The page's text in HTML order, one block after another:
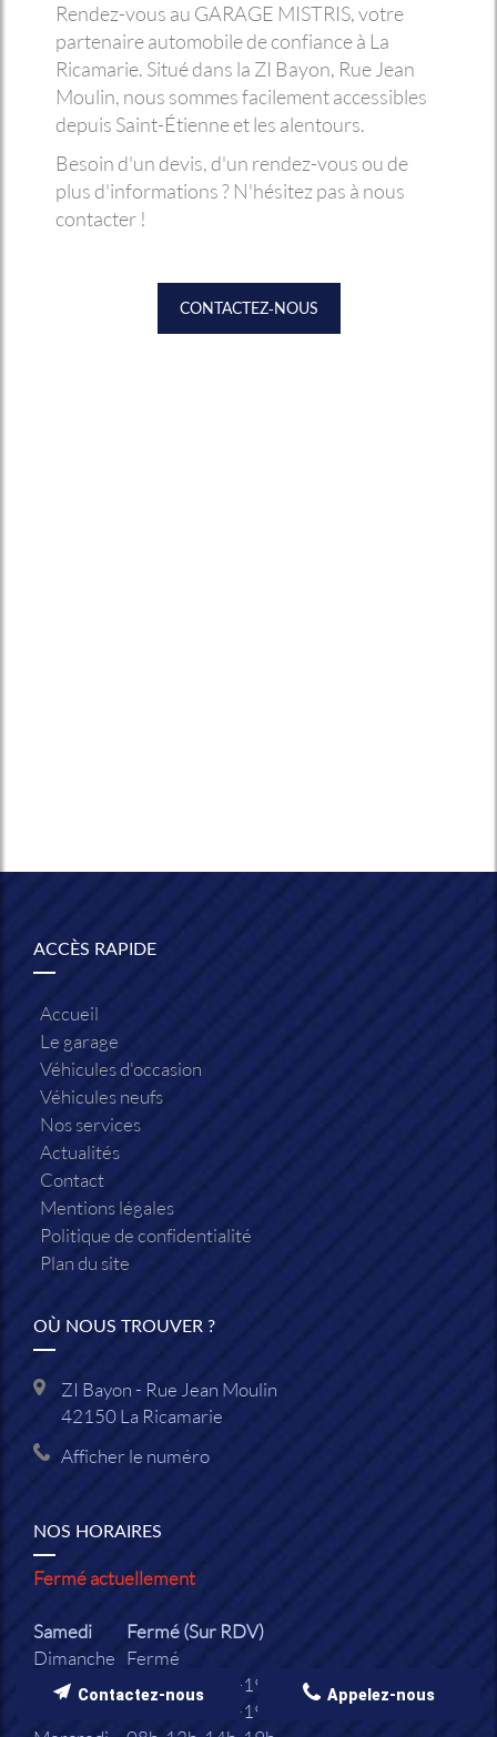
Rendez-vous au GARAGE MISTRIS, votre
partenaire automobile de confiance à La
Ricamarie. Situé dans la ZI Bayon, Rue Jean
Moulin, nous sommes facilement accessibles
depuis Saint-Étienne et les alentours.
Besoin d'un devis, d'un rendez-vous ou de
plus d'informations ? N'hésitez pas à nous
contacter !
CONTACTEZ-NOUS
ACCÈS RAPIDE
Accueil
Le garage
Véhicules d'occasion
Véhicules neufs
Nos services
Actualités
Contact
Mentions légales
Politique de confidentialité
Plan du site
OÙ NOUS TROUVER ?
ZI Bayon - Rue Jean Moulin
42150La Ricamarie
Afficher le numéro
NOS HORAIRES
Fermé actuellement
Samedi
Fermé (Sur RDV)
Dimanche Fermé
Lundi
08h-12h, 14h-19h
08h-12h, 14h-19h
Appelez-nous
Contactez-nous